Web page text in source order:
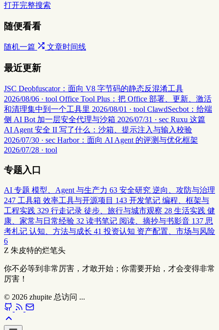
打开完整搜索
随便看看
随机一篇 文章时间线
最近更新
JSC Deobfuscator：面向 V8 字节码的静态反混淆工具
2026/08/06 · tool Office Tool Plus：把 Office 部署、更新、激活
和清理集中到一个工具里 2026/08/01 · tool ClawdSecbot：给端
侧 AI Bot 加一层安全代理与沙箱 2026/07/31 · sec Ruxu 这篇
AI Agent 安全 II 写了什么：沙箱、提示注入与输入校验
2026/07/30 · sec Harbor：面向 AI Agent 的评测与优化框架
2026/07/28 · tool
专题入口
AI 专题 模型、Agent 与生产力 63 安全研究 逆向、攻防与治理
247 工具箱 效率工具与开源项目 143 开发笔记 编程、框架与
工程实践 329 行走记录 徒步、旅行与城市观察 28 生活实践 健
康、家常与日常经验 32 读书笔记 阅读、摘抄与书影音 137 思
考札记 认知、方法与成长 41 投资认知 资产配置、市场与风险
6
Z 朱皮特的烂笔头
你不必等到非常厉害，才敢开始；你需要开始，才会变得非常
厉害！
© 2026 zhupite 总访问 ...